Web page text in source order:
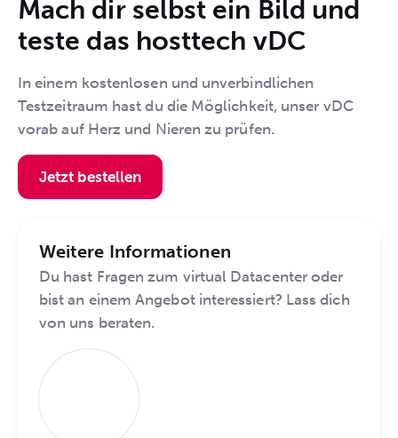
Mach dir selbst ein Bild und
teste das hosttech vDC
In einem kostenlosen und unverbindlichen
Testzeitraum hast du die Möglichkeit, unser vDC
vorab auf Herz und Nieren zu prüfen.
Jetzt bestellen
Weitere Informationen
Du hast Fragen zum virtual Datacenter oder
bist an einem Angebot interessiert? Lass dich
von uns beraten.